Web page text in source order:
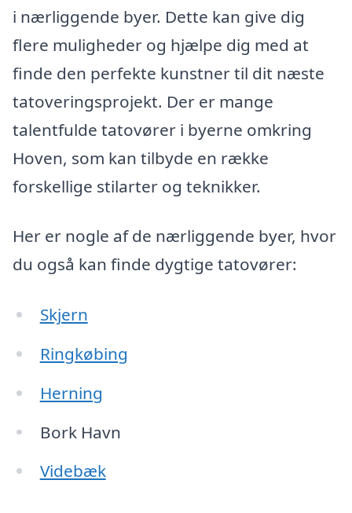
i nærliggende byer. Dette kan give dig
flere muligheder og hjælpe dig med at
finde den perfekte kunstner til dit næste
tatoveringsprojekt. Der er mange
talentfulde tatovører i byerne omkring
Hoven, som kan tilbyde en række
forskellige stilarter og teknikker.
Her er nogle af de nærliggende byer, hvor
du også kan finde dygtige tatovører:
Skjern
Ringkøbing
Herning
Bork Havn
Videbæk